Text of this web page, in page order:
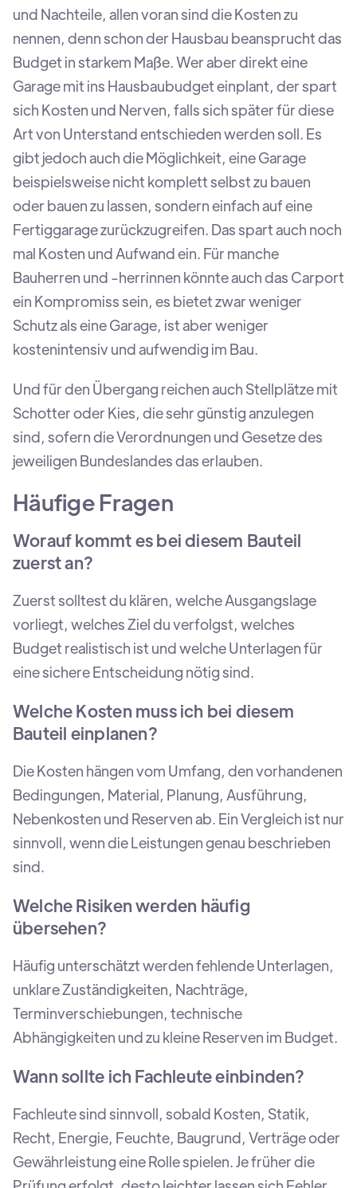
und Nachteile, allen voran sind die Kosten zu
nennen, denn schon der Hausbau beansprucht das
Budget in starkem Maße. Wer aber direkt eine
Garage mit ins Hausbaubudget einplant, der spart
sich Kosten und Nerven, falls sich später für diese
Art von Unterstand entschieden werden soll. Es
gibt jedoch auch die Möglichkeit, eine Garage
beispielsweise nicht komplett selbst zu bauen
oder bauen zu lassen, sondern einfach auf eine
Fertiggarage zurückzugreifen. Das spart auch noch
mal Kosten und Aufwand ein. Für manche
Bauherren und -herrinnen könnte auch das Carport
ein Kompromiss sein, es bietet zwar weniger
Schutz als eine Garage, ist aber weniger
kostenintensiv und aufwendig im Bau.
Und für den Übergang reichen auch Stellplätze mit
Schotter oder Kies, die sehr günstig anzulegen
sind, sofern die Verordnungen und Gesetze des
jeweiligen Bundeslandes das erlauben.
Häufige Fragen
Worauf kommt es bei diesem Bauteil
zuerst an?
Zuerst solltest du klären, welche Ausgangslage
vorliegt, welches Ziel du verfolgst, welches
Budget realistisch ist und welche Unterlagen für
eine sichere Entscheidung nötig sind.
Welche Kosten muss ich bei diesem
Bauteil einplanen?
Die Kosten hängen vom Umfang, den vorhandenen
Bedingungen, Material, Planung, Ausführung,
Nebenkosten und Reserven ab. Ein Vergleich ist nur
sinnvoll, wenn die Leistungen genau beschrieben
sind.
Welche Risiken werden häufig
übersehen?
Häufig unterschätzt werden fehlende Unterlagen,
unklare Zuständigkeiten, Nachträge,
Terminverschiebungen, technische
Abhängigkeiten und zu kleine Reserven im Budget.
Wann sollte ich Fachleute einbinden?
Fachleute sind sinnvoll, sobald Kosten, Statik,
Recht, Energie, Feuchte, Baugrund, Verträge oder
Gewährleistung eine Rolle spielen. Je früher die